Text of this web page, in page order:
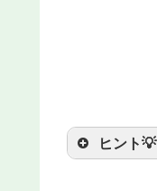
ヒント💡